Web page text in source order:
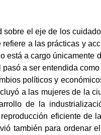
el eje de los
a las prácticas y
a cargo únicamente
a ser entendida
políticos y
a las mujeres de la
de la
eficiente de
también para ordenar